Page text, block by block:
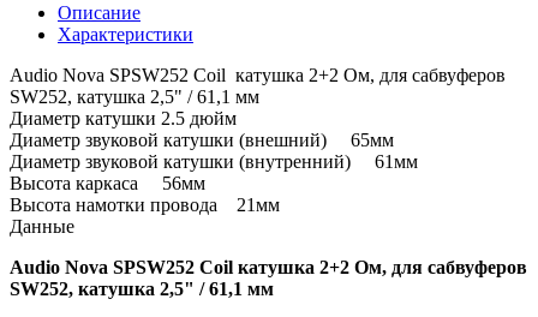
Описание
Характеристики
Audio Nova SPSW252 Coil катушка 2+2 Ом, для сабвуферов
SW252, катушка 2,5" / 61,1 мм
Диаметр катушки 2.5 дюйм
Диаметр звуковой катушки (внешний) 65мм
Диаметр звуковой катушки (внутренний) 61мм
Высота каркаса 56мм
Высота намотки провода 21мм
Данные
Audio Nova SPSW252 Coil катушка 2+2 Ом, для сабвуферов
SW252, катушка 2,5" / 61,1 мм